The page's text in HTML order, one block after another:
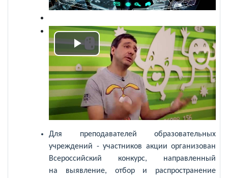
Воспроизвести
видео
Для преподавателей образовательных
учреждений - участников акции организован
Всероссийский конкурс, направленный
на выявление, отбор и распространение